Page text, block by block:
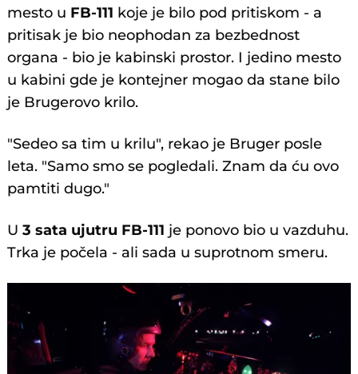
mesto u FB-111 koje je bilo pod pritiskom - a
pritisak je bio neophodan za bezbednost
organa - bio je kabinski prostor. I jedino mesto
u kabini gde je kontejner mogao da stane bilo
je Brugerovo krilo.
"Sedeo sa tim u krilu", rekao je Bruger posle
leta. "Samo smo se pogledali. Znam da ću ovo
pamtiti dugo."
U3 sata ujutru FB-111 je ponovo bio u vazduhu.
Trka je počela - ali sada u suprotnom smeru.